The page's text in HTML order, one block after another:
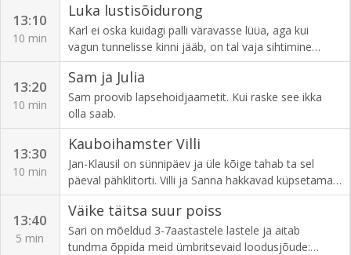
rakendustega. Peipsi ahvenaid püüab seekord ka
Kalailm, kaldal keedetakse aga ahvenatest kokku
säärane asi, mille kiitmiseks pole meie keeles veel
küllalt vägevaid sõnu.
13:10
10 min
Luka lustisõidurong
Karl ei oska kuidagi palli väravasse lüüa, aga kui
vagun tunnelisse kinni jääb, on tal vaja sihtimine
kiiresti ära õppida.
13:20
10 min
Sam ja Julia
Sam proovib lapsehoidjaametit. Kui raske see ikka
olla saab.
13:30
10 min
Kauboihamster Villi
Jan-Klausil on sünnipäev ja üle kõige tahab ta sel
päeval pähklitorti. Villi ja Sanna hakkavad küpsetama,
ent siis selgub, et keegi on nende pähklid pihta
pannud.
13:40
5 min
Väike täitsa suur poiss
Sari on mõeldud 3-7aastastele lastele ja aitab
tundma õppida meid ümbritsevaid loodusjõude: